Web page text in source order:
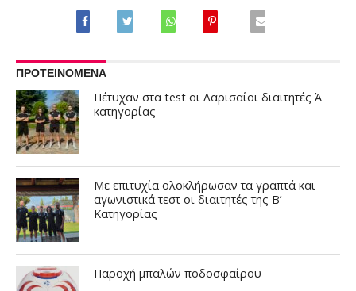
ΠΡΟΤΕΙΝΟΜΕΝΑ
Πέτυχαν στα test οι Λαρισαίοι διαιτητές Ά
κατηγορίας
Με επιτυχία ολοκλήρωσαν τα γραπτά και
αγωνιστικά τεστ οι διαιτητές της Β’
Κατηγορίας
Παροχή μπαλών ποδοσφαίρου